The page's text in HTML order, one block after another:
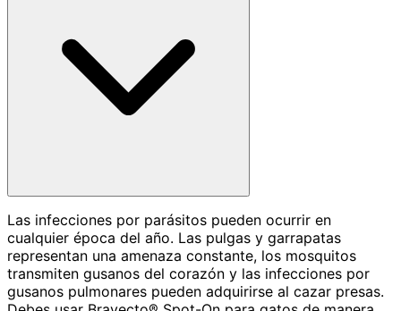
Las infecciones por parásitos pueden ocurrir en
cualquier época del año. Las pulgas y garrapatas
representan una amenaza constante, los mosquitos
transmiten gusanos del corazón y las infecciones por
gusanos pulmonares pueden adquirirse al cazar presas.